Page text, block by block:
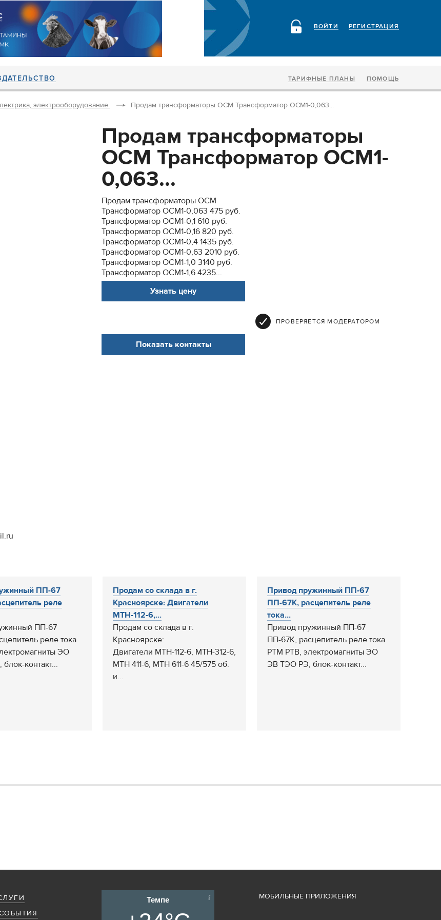
РЕГИСТРАЦИЯ
ВОЙТИ
ТАРИФНЫЕ ПЛАНЫ ПОМОЩЬ
электрооборудование Продам трансформаторы ОСМ Трансформатор ОСМ1-0,063...
Продам трансформаторы
ОСМ Трансформатор ОСМ1-
0,063...
Продам трансформаторы ОСМ
Трансформатор ОСМ1-0,063 475 руб.
Трансформатор ОСМ1-0,1 610 руб.
Трансформатор ОСМ1-0,16 820 руб.
Трансформатор ОСМ1-0,4 1435 руб.
Трансформатор ОСМ1-0,63 2010 руб.
Трансформатор ОСМ1-1,0 3140 руб.
Трансформатор ОСМ1-1,6 4235...
Узнать цену
ПРОВЕРЯЕТСЯ МОДЕРАТОРОМ
Показать контакты
ПП-67
реле
ПП-67
реле тока
ЭО
контакт...
Продам со склада в г.
Красноярске: Двигатели
МТН-112-6,...
Продам со склада в г.
Красноярске:
Двигатели МТН-112-6, МТН-312-6,
МТН 411-6, МТН 611-6 45/575 об.
и...
Привод пружинный ПП-67
ПП-67К, расцепитель реле
тока...
Привод пружинный ПП-67
ПП-67К, расцепитель реле тока
РТМ РТВ, электромагниты ЭО
ЭВ ТЭО РЭ, блок-контакт...
Темпе МОБИЛЬНЫЕ ПРИЛОЖЕНИЯ